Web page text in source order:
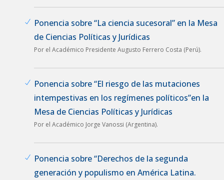
Ponencia sobre “La ciencia sucesoral” en la Mesa
de Ciencias Políticas y Jurídicas
Por el Académico Presidente Augusto Ferrero Costa (Perú).
Ponencia sobre “El riesgo de las mutaciones
intempestivas en los regímenes políticos”en la
Mesa de Ciencias Políticas y Jurídicas
Por el Académico Jorge Vanossi (Argentina).
Ponencia sobre “Derechos de la segunda
generación y populismo en América Latina.